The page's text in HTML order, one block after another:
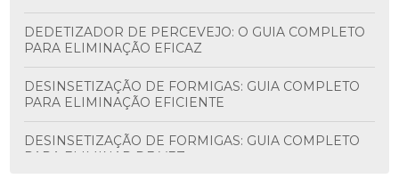
DEDETIZADOR DE PERCEVEJO: O GUIA COMPLETO
PARA ELIMINAÇÃO EFICAZ
DESINSETIZAÇÃO DE FORMIGAS: GUIA COMPLETO
PARA ELIMINAÇÃO EFICIENTE
DESINSETIZAÇÃO DE FORMIGAS: GUIA COMPLETO
PARA ELIMINAR DE VEZ